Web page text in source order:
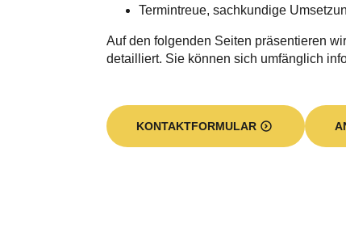
Termintreue, sachkundige
Auf den folgenden Seiten präsentieren
detailliert. Sie können sich umfänglich
KONTAKTFORMULAR